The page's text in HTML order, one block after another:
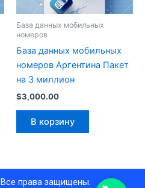
База данных мобильных
номеров
База данных мобильных
номеров Аргентина Пакет
на 3 миллион
$3,000.00
В корзину
Все права защищены.